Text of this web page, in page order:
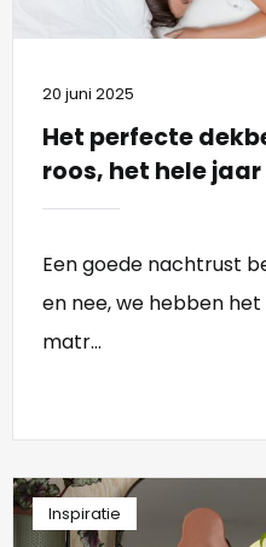
20 juni 2025
Het perfecte
roos, het hele
Een goede nachtrust
en nee, we hebben
matr...
Inspiratie